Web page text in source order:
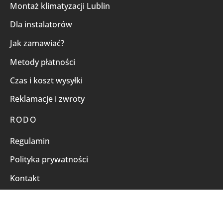
Montaż klimatyzacji Lublin
Dla instalatorów
Jak zamawiać?
Metody płatności
Czas i koszt wysyłki
Reklamacje i zwroty
RODO
Regulamin
Polityka prywatności
Kontakt